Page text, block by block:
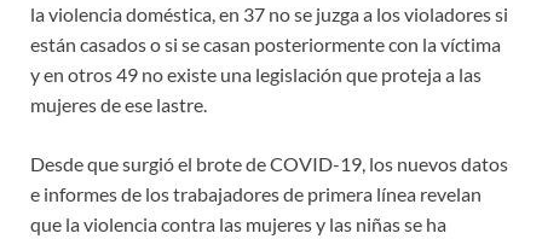
la violencia doméstica, en 37 no se juzga a los violadores si
están casados o si se casan posteriormente con la víctima
y en otros 49 no existe una legislación que proteja a las
mujeres de ese lastre.
Desde que surgió el brote de COVID-19, los nuevos datos
e informes de los trabajadores de primera línea revelan
que la violencia contra las mujeres y las niñas se ha